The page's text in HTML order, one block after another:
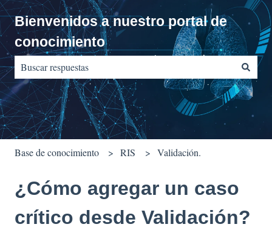
Bienvenidos a nuestro portal de
conocimiento
No hay sugerencias porque el campo de búsqueda está vacío.
Base de conocimiento RIS Validación.
¿Cómo agregar un caso
crítico desde Validación?